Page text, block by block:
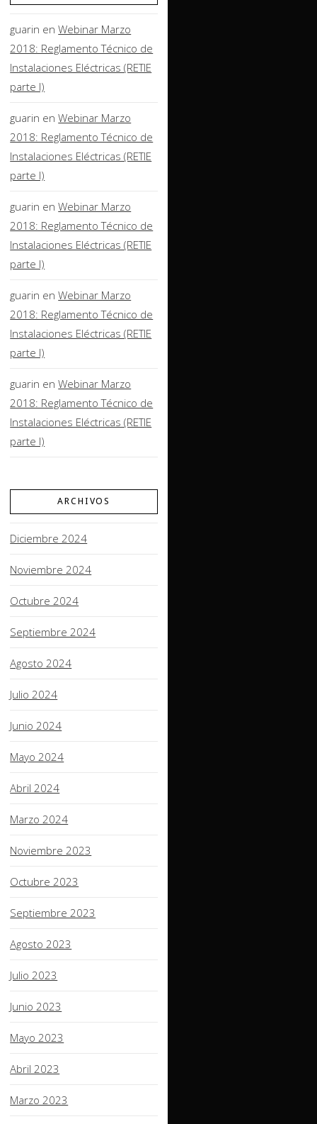
guarin enWebinar Marzo
2018: Reglamento Técnico de
Instalaciones Eléctricas (RETIE
parte I)
guarin enWebinar Marzo
2018: Reglamento Técnico de
Instalaciones Eléctricas (RETIE
parte I)
guarin enWebinar Marzo
2018: Reglamento Técnico de
Instalaciones Eléctricas (RETIE
parte I)
guarin enWebinar Marzo
2018: Reglamento Técnico de
Instalaciones Eléctricas (RETIE
parte I)
guarin enWebinar Marzo
2018: Reglamento Técnico de
Instalaciones Eléctricas (RETIE
parte I)
ARCHIVOS
Diciembre 2024
Noviembre 2024
Octubre 2024
Septiembre 2024
Agosto 2024
Julio 2024
Junio 2024
Mayo 2024
Abril 2024
Marzo 2024
Noviembre 2023
Octubre 2023
Septiembre 2023
Agosto 2023
Julio 2023
Junio 2023
Mayo 2023
Abril 2023
Marzo 2023